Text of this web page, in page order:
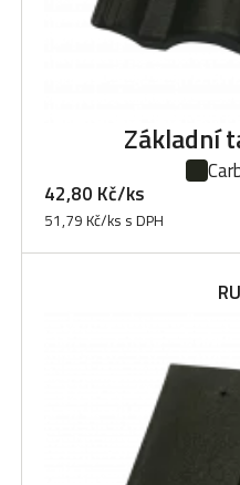
Základní
42,80 Kč/ks
51,79 Kč/ks s DPH